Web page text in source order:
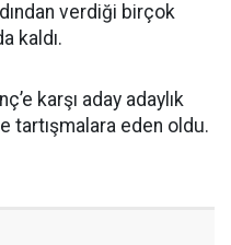
verdiği birçok
kaldı.
karşı aday adaylık
tartışmalara eden oldu.